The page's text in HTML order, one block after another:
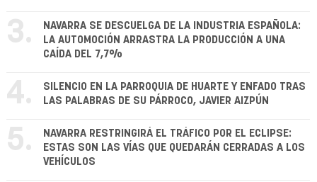
3.
NAVARRA SE DESCUELGA DE LA INDUSTRIA ESPAÑOLA:
LA AUTOMOCIÓN ARRASTRA LA PRODUCCIÓN A UNA
CAÍDA DEL 7,7%
4.
SILENCIO EN LA PARROQUIA DE HUARTE Y ENFADO TRAS
LAS PALABRAS DE SU PÁRROCO, JAVIER AIZPÚN
5.
NAVARRA RESTRINGIRÁ EL TRÁFICO POR EL ECLIPSE:
ESTAS SON LAS VÍAS QUE QUEDARÁN CERRADAS A LOS
VEHÍCULOS